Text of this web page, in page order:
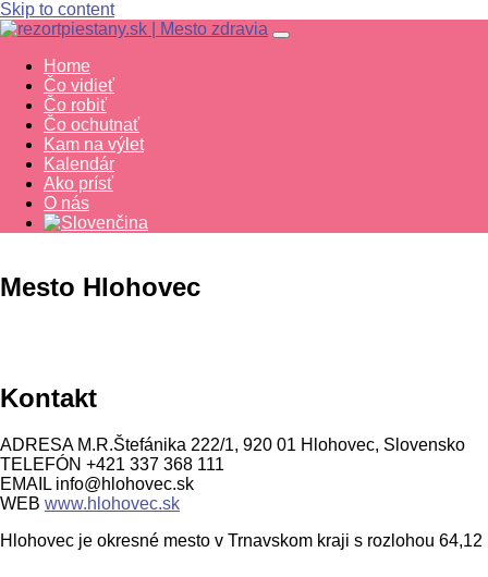
Skip to content
Home
Čo vidieť
Čo robiť
Čo ochutnať
Kam na výlet
Kalendár
Ako prísť
O nás
Mesto Hlohovec
Kontakt
ADRESAM.R.Štefánika 222/1, 920 01 Hlohovec, Slovensko
TELEFÓN +421 337 368 111
EMAIL info@hlohovec.sk
WEB www.hlohovec.sk
Hlohovec je okresné mesto v Trnavskom kraji s rozlohou